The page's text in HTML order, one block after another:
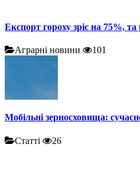
Експорт гороху зріс на 75%,
Аграрні новини 101
Мобільні зерносховища:
Статті 26